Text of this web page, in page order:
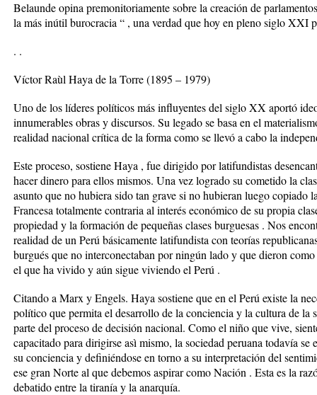
Belaunde opina premonitoriamente sobre la creación de
la más inútil burocracia “ , una verdad que hoy en pleno siglo XXI
. .
Víctor Raùl Haya de la Torre (1895 – 1979)
Uno de los líderes políticos más influyentes del siglo XX aportó
innumerables obras y discursos. Su legado se basa en el
realidad nacional crítica de la forma como se llevó a cabo la
Este proceso, sostiene Haya , fue dirigido por latifundistas
hacer dinero para ellos mismos. Una vez logrado su cometido la
asunto que no hubiera sido tan grave si no hubieran luego copiado
Francesa totalmente contraria al interés económico de su propia
propiedad y la formación de pequeñas clases burguesas . Nos
realidad de un Perú básicamente latifundista con teorías
burgués que no interconectaban por ningún lado y que dieron
el que ha vivido y aún sigue viviendo el Perú .
Citando a Marx y Engels. Haya sostiene que en el Perú existe la
político que permita el desarrollo de la conciencia y la cultura de la
parte del proceso de decisión nacional. Como el niño que vive,
capacitado para dirigirse asì mismo, la sociedad peruana todavía
su conciencia y definiéndose en torno a su interpretación del
ese gran Norte al que debemos aspirar como Nación . Esta es la
debatido entre la tiranía y la anarquía.